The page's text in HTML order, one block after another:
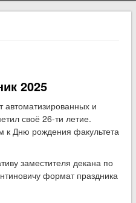
2025
автоматизированных и
своё 26-ти летие.
Дню рождения факультета
заместителя декана по
формат праздника